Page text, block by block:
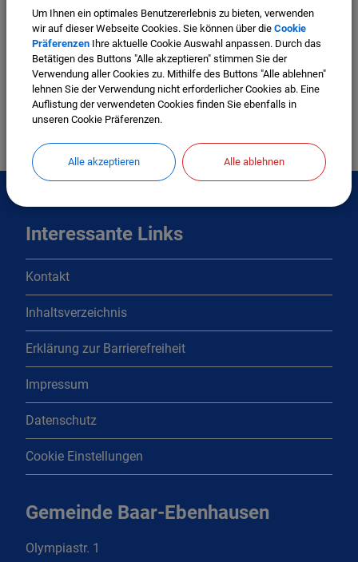
(4,13 MB)
Abschlussbericht Digitales Energiekonzept für
kommunale Liegenschaften in der Gemeinde
Baar-Ebenhausen
Interessante Links
Kontakt
Inhaltsverzeichnis
Erklärung zur Barrierefreiheit
Impressum
Datenschutz
Cookie Einstellungen
Gemeinde Baar-Ebenhausen
Olympiastr. 1
Um Ihnen ein optimales Benutzererlebnis zu bieten, verwenden
wir auf dieser Webseite Cookies. Sie können über die Cookie
Präferenzen Ihre aktuelle Cookie Auswahl anpassen. Durch das
Betätigen des Buttons "Alle akzeptieren" stimmen Sie der
Verwendung aller Cookies zu. Mithilfe des Buttons "Alle ablehnen"
lehnen Sie der Verwendung nicht erforderlicher Cookies ab. Eine
Auflistung der verwendeten Cookies finden Sie ebenfalls in
unseren Cookie Präferenzen.
Alle akzeptieren Alle ablehnen